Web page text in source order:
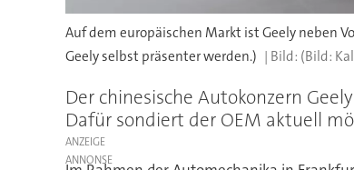
Auf dem europäischen Markt ist Geely neben
Geely selbst präsenter werden.)
(Bild:
Der chinesische Autokonzern
Dafür sondiert der OEM aktuell
ANZEIGE